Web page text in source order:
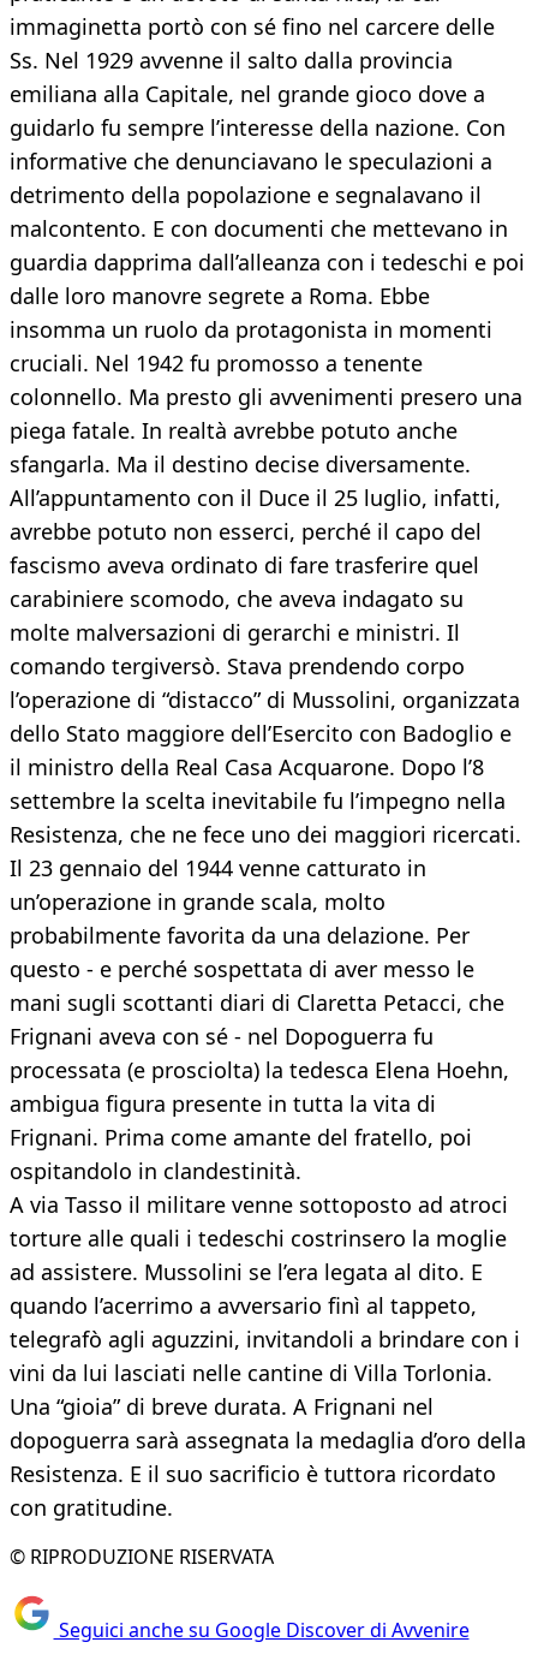
immaginetta portò con sé fino nel carcere delle
Ss. Nel 1929 avvenne il salto dalla provincia
emiliana alla Capitale, nel grande gioco dove a
guidarlo fu sempre l’interesse della nazione. Con
informative che denunciavano le speculazioni a
detrimento della popolazione e segnalavano il
malcontento. E con documenti che mettevano in
guardia dapprima dall’alleanza con i tedeschi e poi
dalle loro manovre segrete a Roma. Ebbe
insomma un ruolo da protagonista in momenti
cruciali. Nel 1942 fu promosso a tenente
colonnello. Ma presto gli avvenimenti presero una
piega fatale. In realtà avrebbe potuto anche
sfangarla. Ma il destino decise diversamente.
All’appuntamento con il Duce il 25 luglio, infatti,
avrebbe potuto non esserci, perché il capo del
fascismo aveva ordinato di fare trasferire quel
carabiniere scomodo, che aveva indagato su
molte malversazioni di gerarchi e ministri. Il
comando tergiversò. Stava prendendo corpo
l’operazione di “distacco” di Mussolini, organizzata
dello Stato maggiore dell’Esercito con Badoglio e
il ministro della Real Casa Acquarone. Dopo l’8
settembre la scelta inevitabile fu l’impegno nella
Resistenza, che ne fece uno dei maggiori ricercati.
Il 23 gennaio del 1944 venne catturato in
un’operazione in grande scala, molto
probabilmente favorita da una delazione. Per
questo - e perché sospettata di aver messo le
mani sugli scottanti diari di Claretta Petacci, che
Frignani aveva con sé - nel Dopoguerra fu
processata (e prosciolta) la tedesca Elena Hoehn,
ambigua figura presente in tutta la vita di
Frignani. Prima come amante del fratello, poi
ospitandolo in clandestinità.
A via Tasso il militare venne sottoposto ad atroci
torture alle quali i tedeschi costrinsero la moglie
ad assistere. Mussolini se l’era legata al dito. E
quando l’acerrimo a avversario finì al tappeto,
telegrafò agli aguzzini, invitandoli a brindare con i
vini da lui lasciati nelle cantine di Villa Torlonia.
Una “gioia” di breve durata. A Frignani nel
dopoguerra sarà assegnata la medaglia d’oro della
Resistenza. E il suo sacrificio è tuttora ricordato
con gratitudine.
© RIPRODUZIONE RISERVATA
Seguici anche su Google Discover di Avvenire